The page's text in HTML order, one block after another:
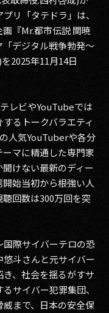
リ「タテドラ」は、
『Mr.都市伝説 関暁
デジタル戦争勃発〜
2025年11月14日
レビやYouTubeでは
るトークバラエティ
人気YouTuberや各分
マに精通した専門家
けない最新のディー
始当初から根強い人
回数は300万回を突
際サイバーテロの恐
斗さんと元サイバー
、社会を揺るがすサ
サイバー犯罪集団、
まで、日本の安全保